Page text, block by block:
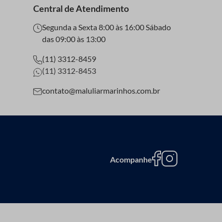
secos e protegidos da luz direta para preservar
Central de Atendimento
Segunda a Sexta 8:00 às 16:00 Sábado
das 09:00 às 13:00
(11) 3312-8459
(11) 3312-8453
contato@maluliarmarinhos.com.br
Acompanhe